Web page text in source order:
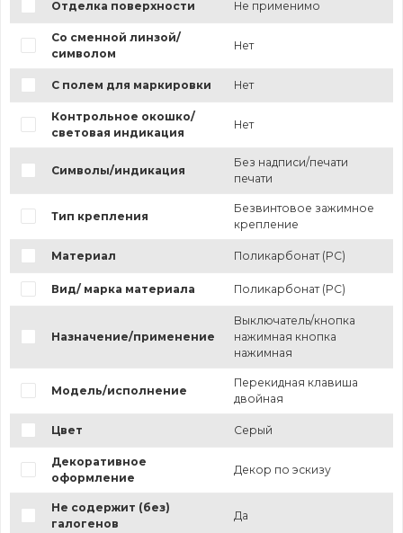
Отделка поверхности Не применимо
Со сменной линзой/
символом
Нет
С полем для маркировки Нет
Контрольное окошко/
световая индикация
Нет
Символы/индикация
Без надписи/печати
печати
Тип крепления
Безвинтовое зажимное
крепление
Материал Поликарбонат (PC)
Вид/ марка материала Поликарбонат (PC)
Назначение/применение
Выключатель/кнопка
нажимная кнопка
нажимная
Модель/исполнение
Перекидная клавиша
двойная
Цвет Серый
Декоративное
оформление
Декор по эскизу
Не содержит (без)
галогенов
Да